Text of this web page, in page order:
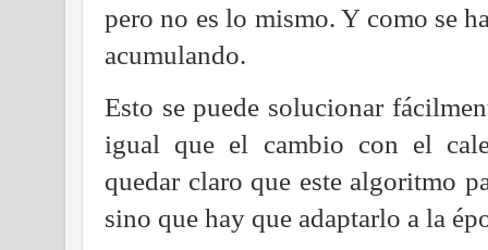
pero no es lo mismo. Y como se
acumulando.
Esto se puede solucionar
igual que el cambio con el
quedar claro que este algoritmo
sino que hay que adaptarlo a la